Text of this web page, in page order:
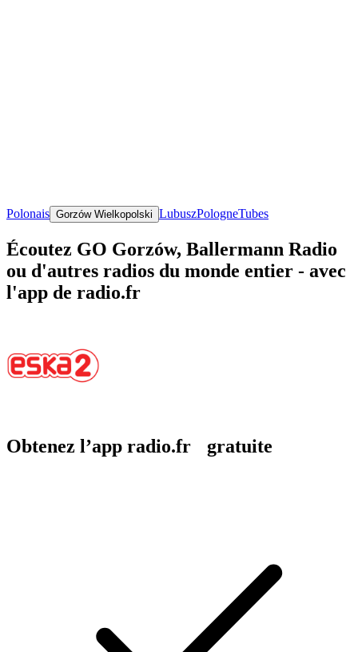
Polonais Gorzów Wielkopolski LubuszPologneTubes
Écoutez GO Gorzów, Ballermann Radio
ou d'autres radios du monde entier - avec
l'app de radio.fr
Obtenez l’app radio.fr gratuite